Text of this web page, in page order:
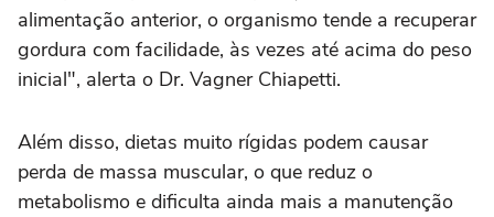
alimentação anterior, o organismo tende a recuperar
gordura com facilidade, às vezes até acima do peso
inicial", alerta o Dr. Vagner Chiapetti.
Além disso, dietas muito rígidas podem causar
perda de massa muscular, o que reduz o
metabolismo e dificulta ainda mais a manutenção